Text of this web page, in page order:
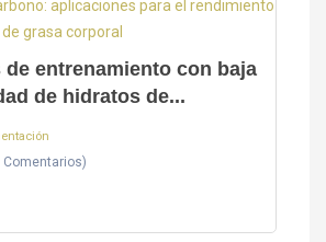
de entrenamiento con baja
de hidratos de...
Comentarios)